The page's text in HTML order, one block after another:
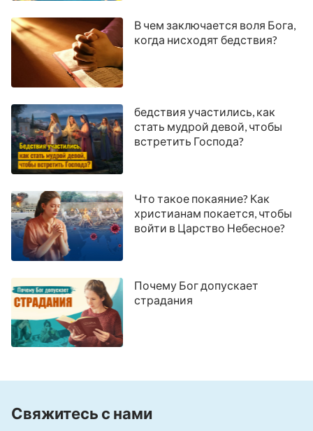
В чем заключается воля Бога,
когда нисходят бедствия?
бедствия участились, как
стать мудрой девой, чтобы
встретить Господа?
Что такое покаяние? Как
христианам покается, чтобы
войти в Царство Небесное?
Почему Бог допускает
страдания
Свяжитесь с нами